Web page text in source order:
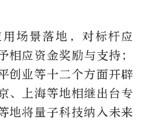
场景落地，对标杆应
相应资金奖励与支持；
创业等十二个方面开辟
、上海等地相继出台专
地将量子科技纳入未来